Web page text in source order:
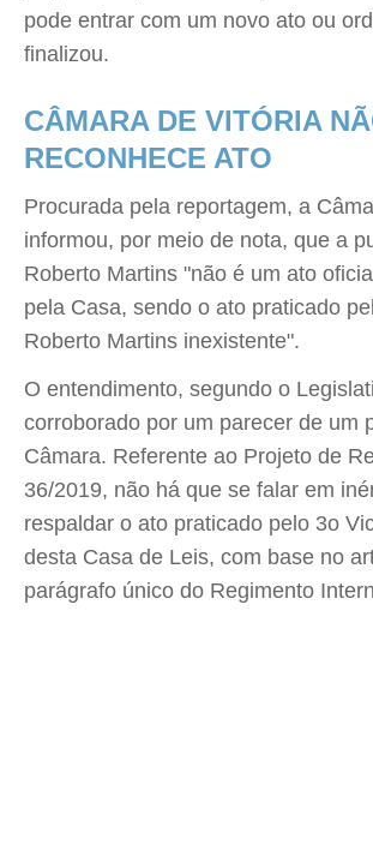
pode entrar com um novo ato ou
finalizou.
CÂMARA DE VITÓRIA
RECONHECE ATO
Procurada pela reportagem, a
informou, por meio de nota, que a
Roberto Martins "não é um ato
pela Casa, sendo o ato praticado
Roberto Martins inexistente".
O entendimento, segundo o
corroborado por um parecer de um
Câmara. Referente ao Projeto de
36/2019, não há que se falar em
respaldar o ato praticado pelo 3o
desta Casa de Leis, com base no
parágrafo único do Regimento